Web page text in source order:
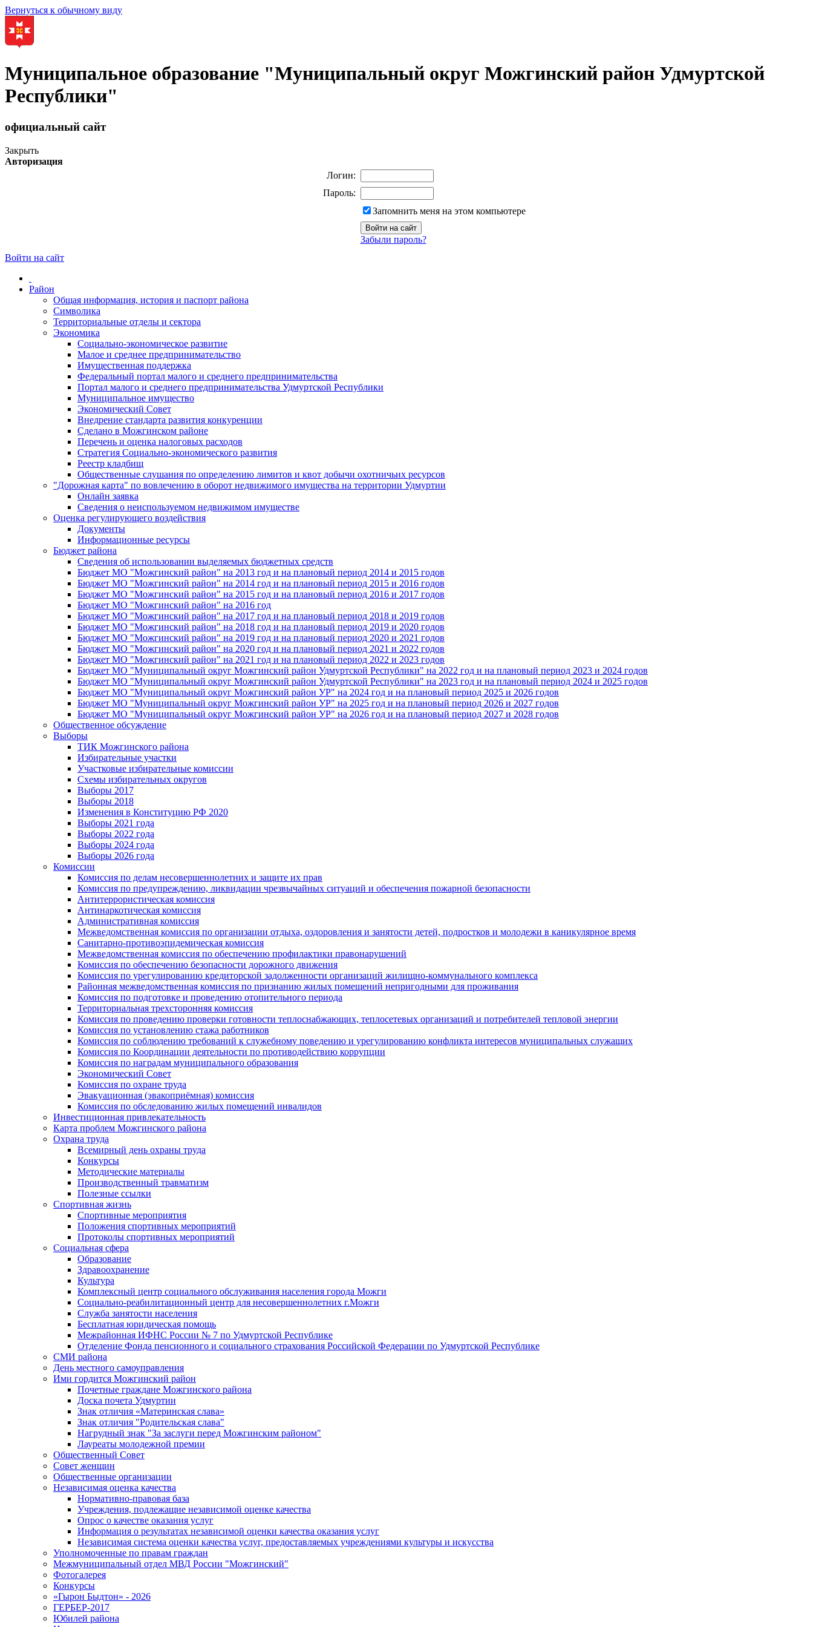
Вернуться к обычному виду
Муниципальное образование "Муниципальный округ Можгинский район Удмуртской
Республики"
официальный сайт
Закрыть
Авторизация
Логин:
Пароль:
Запомнить меня на этом компьютере
Забыли пароль?
Войти на сайт
Район
Общая информация, история и паспорт района
Символика
Территориальные отделы и сектора
Экономика
Социально-экономическое развитие
Малое и среднее предпринимательство
Имущественная поддержка
Федеральный портал малого и среднего предпринимательства
Портал малого и среднего предпринимательства Удмуртской Республики
Муниципальное имущество
Экономический Совет
Внедрение стандарта развития конкуренции
Сделано в Можгинском районе
Перечень и оценка налоговых расходов
Стратегия Социально-экономического развития
Реестр кладбищ
Общественные слушания по определению лимитов и квот добычи охотничьих ресурсов
"Дорожная карта" по вовлечению в оборот недвижимого имущества на территории Удмуртии
Онлайн заявка
Сведения о неиспользуемом недвижимом имуществе
Оценка регулирующего воздействия
Документы
Информационные ресурсы
Бюджет района
Сведения об использовании выделяемых бюджетных средств
Бюджет МО "Можгинский район" на 2013 год и на плановый период 2014 и 2015 годов
Бюджет МО "Можгинский район" на 2014 год и на плановый период 2015 и 2016 годов
Бюджет МО "Можгинский район" на 2015 год и на плановый период 2016 и 2017 годов
Бюджет МО "Можгинский район" на 2016 год
Бюджет МО "Можгинский район" на 2017 год и на плановый период 2018 и 2019 годов
Бюджет МО "Можгинский район" на 2018 год и на плановый период 2019 и 2020 годов
Бюджет МО "Можгинский район" на 2019 год и на плановый период 2020 и 2021 годов
Бюджет МО "Можгинский район" на 2020 год и на плановый период 2021 и 2022 годов
Бюджет МО "Можгинский район" на 2021 год и на плановый период 2022 и 2023 годов
Бюджет МО "Муниципальный округ Можгинский район Удмуртской Республики" на 2022 год и на плановый период 2023 и 2024 годов
Бюджет МО "Муниципальный округ Можгинский район Удмуртской Республики" на 2023 год и на плановый период 2024 и 2025 годов
Бюджет МО "Муниципальный округ Можгинский район УР" на 2024 год и на плановый период 2025 и 2026 годов
Бюджет МО "Муниципальный округ Можгинский район УР" на 2025 год и на плановый период 2026 и 2027 годов
Бюджет МО "Муниципальный округ Можгинский район УР" на 2026 год и на плановый период 2027 и 2028 годов
Общественное обсуждение
Выборы
ТИК Можгинского района
Избирательные участки
Участковые избирательные комиссии
Схемы избирательных округов
Выборы 2017
Выборы 2018
Изменения в Конституцию РФ 2020
Выборы 2021 года
Выборы 2022 года
Выборы 2024 года
Выборы 2026 года
Комиссии
Комиссия по делам несовершеннолетних и защите их прав
Комиссия по предупреждению, ликвидации чрезвычайных ситуаций и обеспечения пожарной безопасности
Антитеррористическая комиссия
Антинаркотическая комиссия
Административная комиссия
Межведомственная комиссия по организации отдыха, оздоровления и занятости детей, подростков и молодежи в каникулярное время
Санитарно-противоэпидемическая комиссия
Межведомственная комиссия по обеспечению профилактики правонарушений
Комиссия по обеспечению безопасности дорожного движения
Комиссия по урегулированию кредиторской задолженности организаций жилищно-коммунального комплекса
Районная межведомственная комиссия по признанию жилых помещений непригодными для проживания
Комиссия по подготовке и проведению отопительного периода
Территориальная трехсторонняя комиссия
Комиссия по проведению проверки готовности теплоснабжающих, теплосетевых организаций и потребителей тепловой энергии
Комиссия по установлению стажа работников
Комиссия по соблюдению требований к служебному поведению и урегулированию конфликта интересов муниципальных служащих
Комиссия по Координации деятельности по противодействию коррупции
Комиссия по наградам муниципального образования
Экономический Совет
Комиссия по охране труда
Эвакуационная (эвакоприёмная) комиссия
Комиссия по обследованию жилых помещений инвалидов
Инвестиционная привлекательность
Карта проблем Можгинского района
Охрана труда
Всемирный день охраны труда
Конкурсы
Методические материалы
Производственный травматизм
Полезные ссылки
Спортивная жизнь
Спортивные мероприятия
Положения спортивных мероприятий
Протоколы спортивных мероприятий
Социальная сфера
Образование
Здравоохранение
Культура
Комплексный центр социального обслуживания населения города Можги
Социально-реабилитационный центр для несовершеннолетних г.Можги
Служба занятости населения
Бесплатная юридическая помощь
Межрайонная ИФНС России № 7 по Удмуртской Республике
Отделение Фонда пенсионного и социального страхования Российской Федерации по Удмуртской Республике
СМИ района
День местного самоуправления
Ими гордится Можгинский район
Почетные граждане Можгинского района
Доска почета Удмуртии
Знак отличия «Материнская слава»
Знак отличия "Родительская слава"
Нагрудный знак "За заслуги перед Можгинским районом"
Лауреаты молодежной премии
Общественный Совет
Совет женщин
Общественные организации
Независимая оценка качества
Нормативно-правовая база
Учреждения, подлежащие независимой оценке качества
Опрос о качестве оказания услуг
Информация о результатах независимой оценки качества оказания услуг
Независимая система оценки качества услуг, предоставляемых учреждениями культуры и искусства
Уполномоченные по правам граждан
Межмуниципальный отдел МВД России "Можгинский"
Фотогалерея
Конкурсы
«Гырон Быдтон» - 2026
ГЕРБЕР-2017
Юбилей района